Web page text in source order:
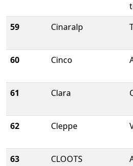
59 Cinaralp
60 Cinco
61 Clara
62 Cleppe
63 CLOOTS